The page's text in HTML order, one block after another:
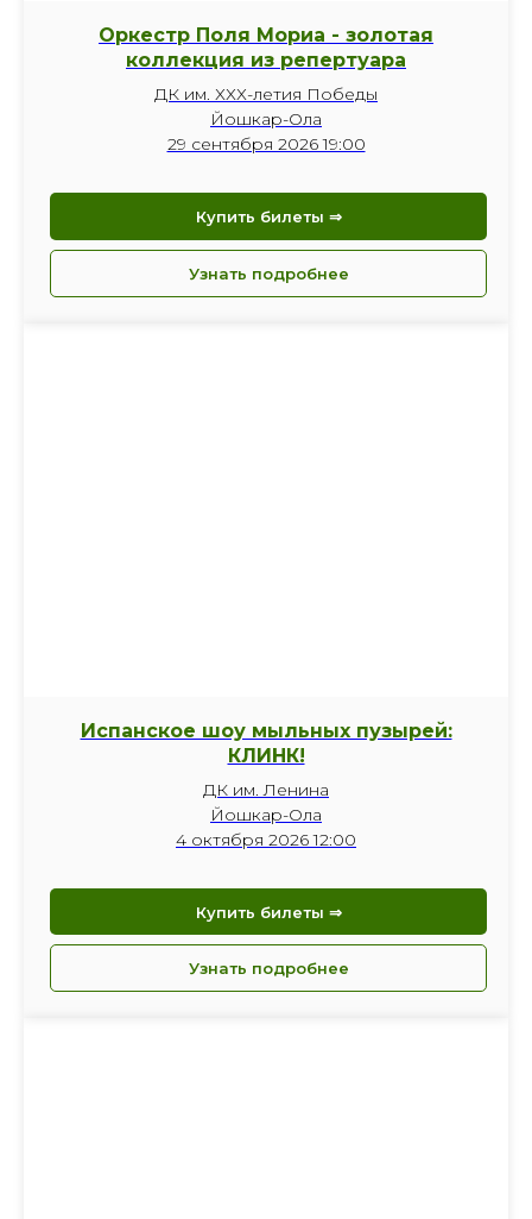
Оркестр Поля Мориа - золотая
коллекция из репертуара
ДК им. ХХХ-летия Победы
Йошкар-Ола
29 сентября 2026 19:00
Купить билеты ⇒
Узнать подробнее
Испанское шоу мыльных пузырей:
КЛИНК!
ДК им. Ленина
Йошкар-Ола
4 октября 2026 12:00
Купить билеты ⇒
Узнать подробнее